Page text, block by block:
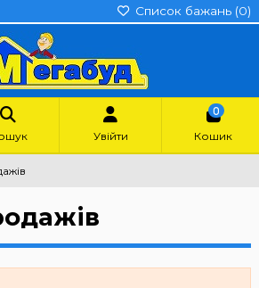
Список бажань (0)
Увійти
0
Кошик